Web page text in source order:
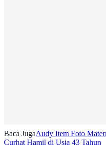
Baca JugaAudy Item Foto
Curhat Hamil di Usia 43 Tahun